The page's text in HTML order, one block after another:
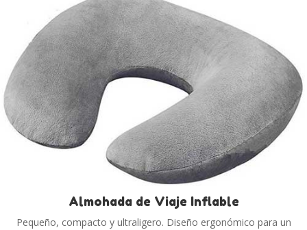
Almohada de Viaje Inflable
Pequeño, compacto y ultraligero. Diseño ergonómico para un